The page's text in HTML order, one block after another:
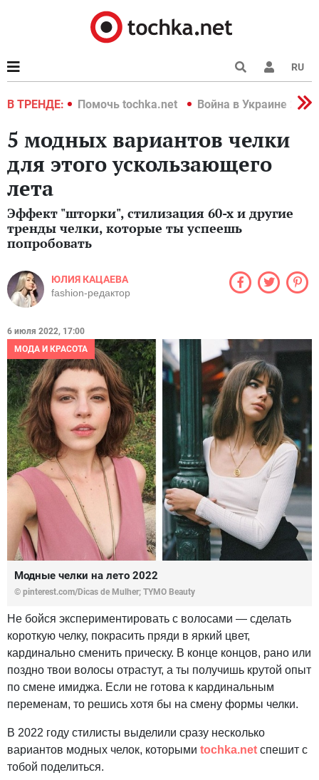
RU
В ТРЕНДЕ:
2022 Помочь tochka.net Война в Украине 2022
5 модных вариантов челки
для этого ускользающего
лета
Эффект "шторки", стилизация 60-х и другие
тренды челки, которые ты успеешь
попробовать
ЮЛИЯ КАЦАЕВА
fashion-редактор
6 июля 2022, 17:00
МОДА И КРАСОТА
Модные челки на лето 2022
© pinterest.com/Dicas de Mulher; TYMO Beauty
Не бойся экспериментировать с волосами — сделать
короткую челку, покрасить пряди в яркий цвет,
кардинально сменить прическу. В конце концов, рано или
поздно твои волосы отрастут, а ты получишь крутой опыт
по смене имиджа. Если не готова к кардинальным
переменам, то решись хотя бы на смену формы челки.
В 2022 году стилисты выделили сразу несколько
вариантов модных челок, которыми tochka.net спешит с
тобой поделиться.